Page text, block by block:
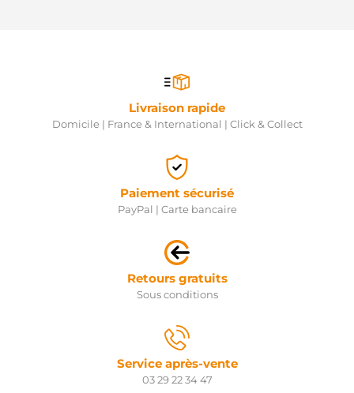
Livraison rapide
Domicile | France & International | Click & Collect
Paiement sécurisé
PayPal | Carte bancaire
Retours gratuits
Sous conditions
Service après-vente
03 29 22 34 47